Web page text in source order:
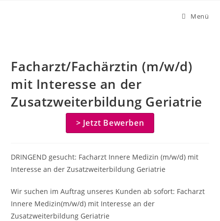
Menü
Facharzt/Fachärztin (m/w/d)
mit Interesse an der
Zusatzweiterbildung Geriatrie
> Jetzt Bewerben
DRINGEND gesucht: Facharzt Innere Medizin (m/w/d) mit
Interesse an der Zusatzweiterbildung Geriatrie
Wir suchen im Auftrag unseres Kunden ab sofort: Facharzt
Innere Medizin(m/w/d) mit Interesse an der
Zusatzweiterbildung Geriatrie